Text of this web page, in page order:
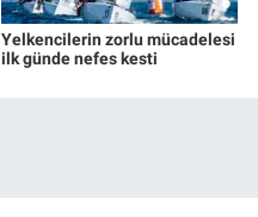
Yelkencilerin zorlu mücadelesi
ilk günde nefes kesti